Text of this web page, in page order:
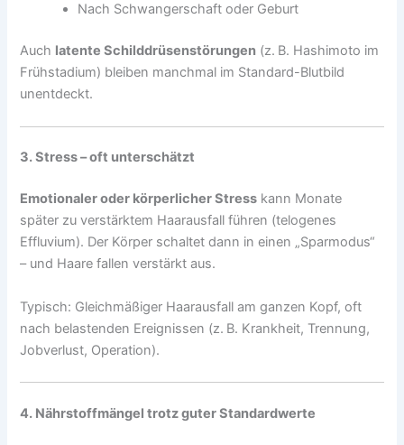
Nach Schwangerschaft oder Geburt
Auch latente Schilddrüsenstörungen (z. B. Hashimoto im
Frühstadium) bleiben manchmal im Standard-Blutbild
unentdeckt.
3. Stress – oft unterschätzt
Emotionaler oder körperlicher Stress kann Monate
später zu verstärktem Haarausfall führen (telogenes
Effluvium). Der Körper schaltet dann in einen „Sparmodus“
– und Haare fallen verstärkt aus.
Typisch: Gleichmäßiger Haarausfall am ganzen Kopf, oft
nach belastenden Ereignissen (z. B. Krankheit, Trennung,
Jobverlust, Operation).
4. Nährstoffmängel trotz guter Standardwerte